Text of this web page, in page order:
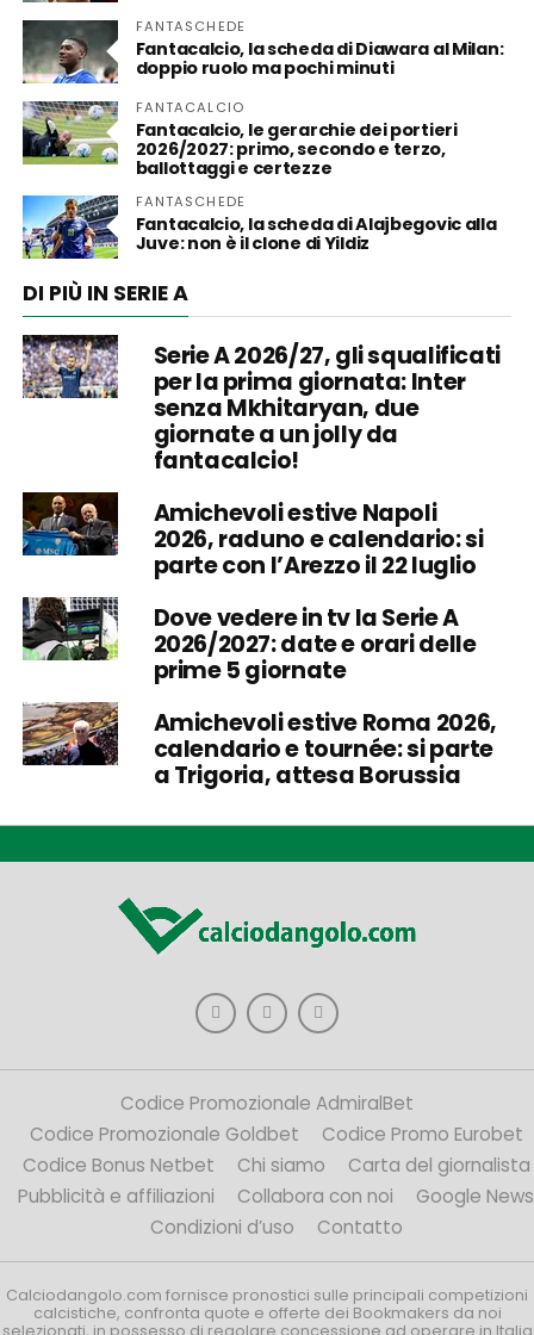
FANTASCHEDE
Fantacalcio, la scheda di Diawara al Milan:
doppio ruolo ma pochi minuti
FANTACALCIO
Fantacalcio, le gerarchie dei portieri
2026/2027: primo, secondo e terzo,
ballottaggi e certezze
FANTASCHEDE
Fantacalcio, la scheda di Alajbegovic alla
Juve: non è il clone di Yildiz
DI PIÙ IN SERIE A
Serie A 2026/27, gli squalificati
per la prima giornata: Inter
senza Mkhitaryan, due
giornate a un jolly da
fantacalcio!
Amichevoli estive Napoli
2026, raduno e calendario: si
parte con l’Arezzo il 22 luglio
Dove vedere in tv la Serie A
2026/2027: date e orari delle
prime 5 giornate
Amichevoli estive Roma 2026,
calendario e tournée: si parte
a Trigoria, attesa Borussia
Codice Promozionale AdmiralBet
Codice Promozionale Goldbet
Codice Promo Eurobet
Codice Bonus Netbet
Chi siamo
Carta del giornalista
Pubblicità e affiliazioni
Collabora con noi
Google News
Condizioni d’uso
Contatto
Calciodangolo.com fornisce pronostici sulle principali competizioni
calcistiche, confronta quote e offerte dei Bookmakers da noi